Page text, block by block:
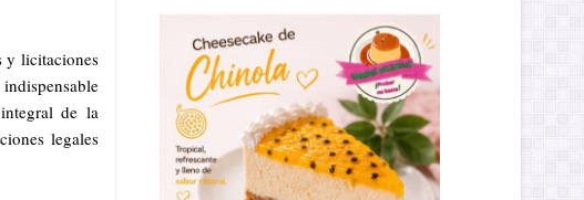
y licitaciones
de la
legales